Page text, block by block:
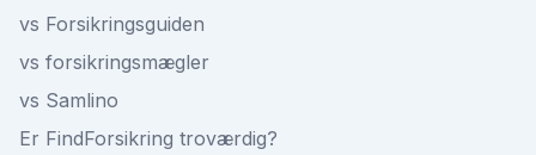
vs Forsikringsguiden
vs forsikringsmægler
vs Samlino
Er FindForsikring troværdig?